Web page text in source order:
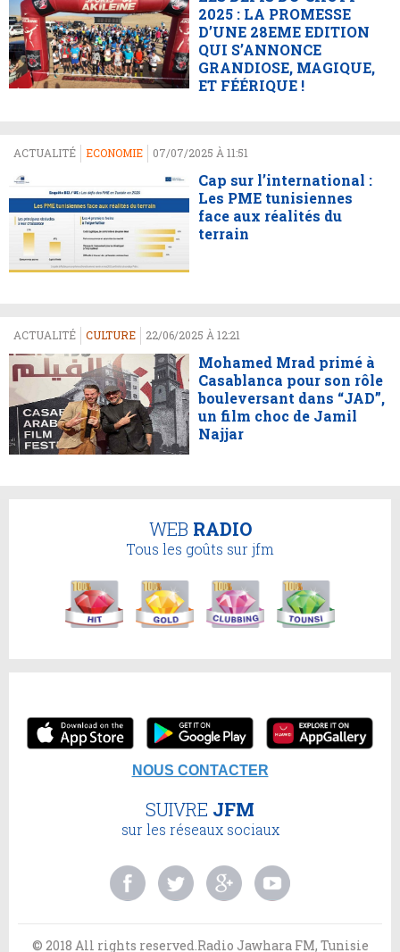
2025 : LA PROMESSE
D’UNE 28EME EDITION
QUI S’ANNONCE
GRANDIOSE, MAGIQUE,
ET FÉÉRIQUE !
ACTUALITÉ ECONOMIE 07/07/2025 À 11:51
Cap sur l’international :
Les PME tunisiennes
face aux réalités du
terrain
ACTUALITÉ CULTURE 22/06/2025 À 12:21
Mohamed Mrad primé à
Casablanca pour son rôle
bouleversant dans “JAD”,
un film choc de Jamil
Najjar
WEB RADIO
Tous les goûts sur jfm
NOUS CONTACTER
SUIVRE JFM
sur les réseaux sociaux
© 2018 All rights reserved.Radio Jawhara FM, Tunisie